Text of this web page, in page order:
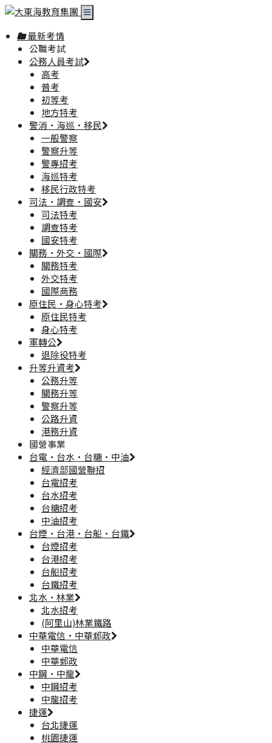
最新考情
公職考試
公務人員考試
高考
普考
初等考
地方特考
警消·海巡·移民
一般警察
警察升等
警專招考
海巡特考
移民行政特考
司法·調查·國安
司法特考
調查特考
國安特考
關務·外交·國際
關務特考
外交特考
國際商務
原住民·身心特考
原住民特考
身心特考
軍轉公
退除役特考
升等升資考
公務升等
關務升等
警察升等
公路升資
港務升資
國營事業
台電·台水·台糖·中油
經濟部國營聯招
台電招考
台水招考
台糖招考
中油招考
台煙·台港·台船·台鐵
台煙招考
台港招考
台船招考
台鐵招考
北水·林業
北水招考
(阿里山)林業鐵路
中華電信·中華郵政
中華電信
中華郵政
中鋼·中龍
中鋼招考
中龍招考
捷運
台北捷運
桃園捷運